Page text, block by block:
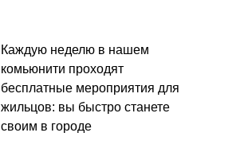
Каждую неделю в нашем
комьюнити проходят
бесплатные мероприятия для
жильцов: вы быстро станете
своим в городе